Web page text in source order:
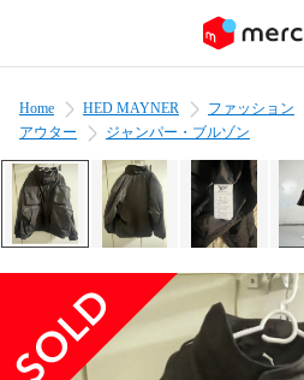
Home HED MAYNER ファッション
アウター
ジャンパー・ブルゾン